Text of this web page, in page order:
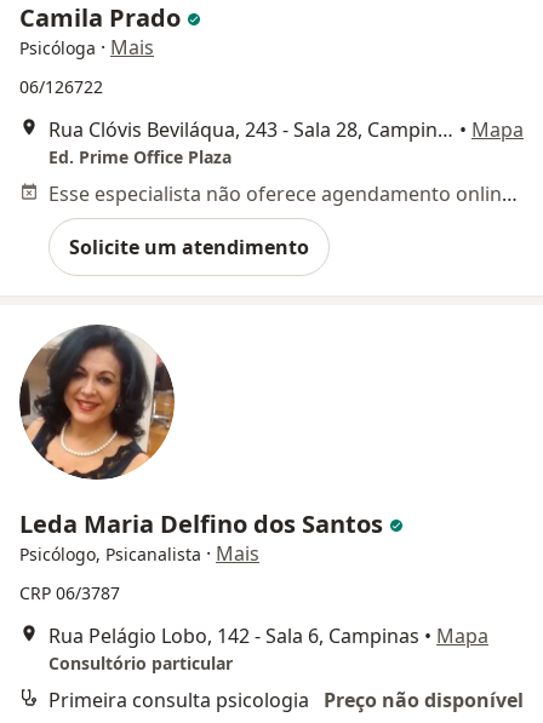
Camila Prado
Psicóloga · Mais
06/126722
Rua Clóvis Beviláqua, 243 - Sala 28, Campinas • Mapa
Ed. Prime Office Plaza
Esse especialista não oferece agendamento online para esse endereço.
Solicite um atendimento
Leda Maria Delfino dos Santos
Psicólogo, Psicanalista · Mais
CRP 06/3787
Rua Pelágio Lobo, 142 - Sala 6, Campinas • Mapa
Consultório particular
Primeira consulta psicologia
Preço não disponível